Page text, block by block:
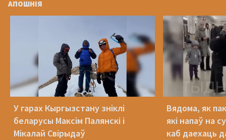
АПОШНІЯ
У гарах Кыргызстану зніклі
беларусы Максім Палянскі і
Мікалай Свірыдаў
Вядома, як
які напаў на
каб даехаць